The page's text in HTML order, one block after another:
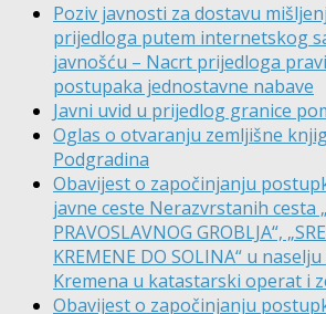
Poziv javnosti za dostavu
prijedloga putem internetskog
javnošću – Nacrt prijedloga
postupaka jednostavne nabave
Javni uvid u prijedlog granice
Oglas o otvaranju zemljišne
Podgradina
Obavijest o započinjanju
javne ceste Nerazvrstanih cesta
PRAVOSLAVNOG GROBLJA“,
KREMENE DO SOLINA“ u
Kremena u katastarski operat i
Obavijest o započinjanju